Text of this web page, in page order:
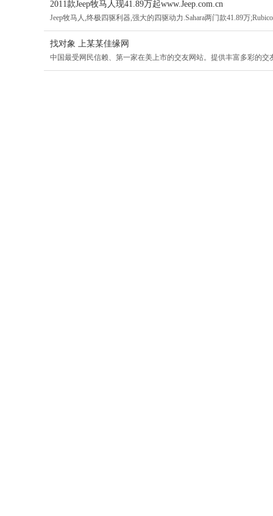
2011款Jeep牧马人现41.89万起www.Jeep.com.cn
Jeep牧马人,终极四驱利器,强大的四驱动力.Sahara两门款41.89万
找对象 上某某佳缘网
中国最受网民信赖、第一家在美上市的交友网站。提供丰富多彩的